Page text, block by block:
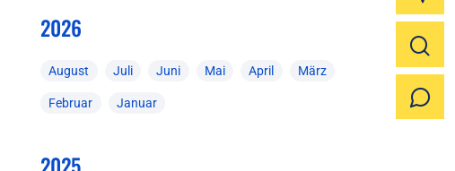
2026
August Juli Juni Mai April März
Februar Januar